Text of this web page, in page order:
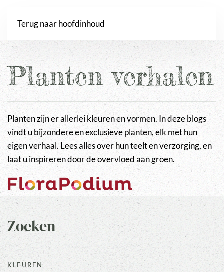
Terug naar hoofdinhoud
Planten verhalen
Planten zijn er allerlei kleuren en vormen. In deze blogs
vindt u bijzondere en exclusieve planten, elk met hun
eigen verhaal. Lees alles over hun teelt en verzorging, en
laat u inspireren door de overvloed aan groen.
Zoeken
KLEUREN